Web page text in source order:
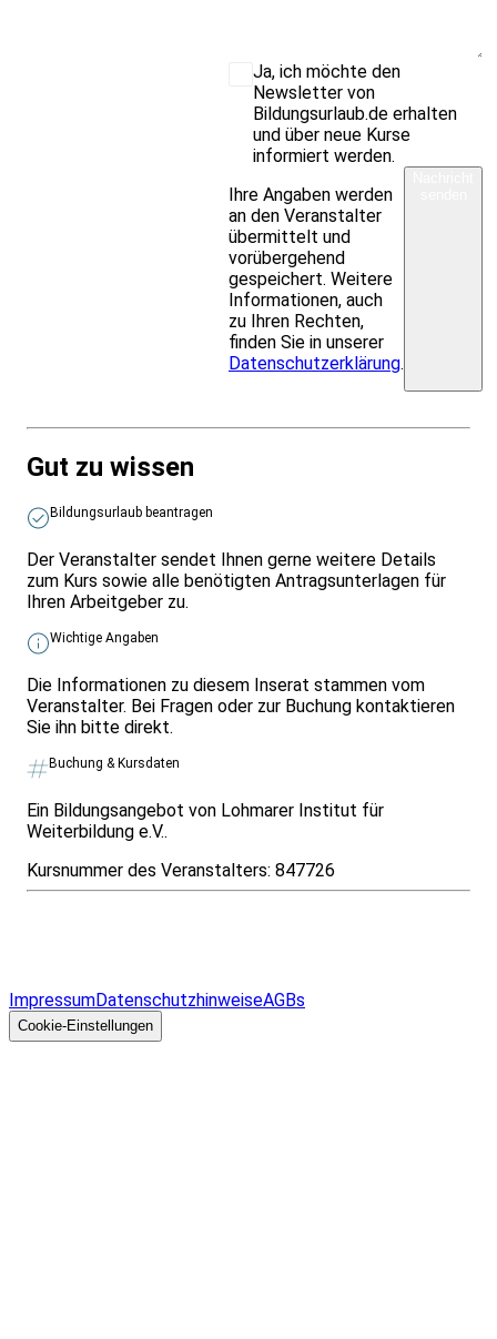
Ja, ich möchte den
Newsletter von
Bildungsurlaub.de erhalten
und über neue Kurse
informiert werden.
Ihre Angaben werden
an den Veranstalter
übermittelt und
vorübergehend
gespeichert. Weitere
Informationen, auch
zu Ihren Rechten,
finden Sie in unserer
Datenschutzerklärung.
Gut zu wissen
Bildungsurlaub beantragen
Der Veranstalter sendet Ihnen gerne weitere Details
zum Kurs sowie alle benötigten Antragsunterlagen für
Ihren Arbeitgeber zu.
Wichtige Angaben
Die Informationen zu diesem Inserat stammen vom
Veranstalter. Bei Fragen oder zur Buchung kontaktieren
Sie ihn bitte direkt.
Buchung & Kursdaten
Ein Bildungsangebot von Lohmarer Institut für
Weiterbildung e.V..
Kursnummer des Veranstalters: 847726
ImpressumDatenschutzhinweiseAGBs
Cookie-Einstellungen